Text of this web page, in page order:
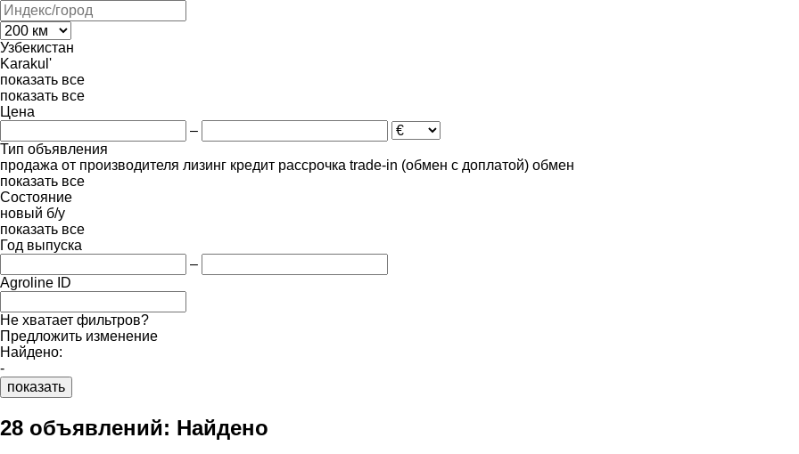
Узбекистан
Karakul'
показать все
показать все
Цена
–
Тип объявления
продажа от производителя лизинг кредит рассрочка trade-in (обмен с доплатой) обмен
показать все
Состояние
новый б/у
показать все
Год выпуска
–
Agroline ID
Не хватает фильтров?
Предложить изменение
Найдено:
-
показать
28 объявлений: Найдено